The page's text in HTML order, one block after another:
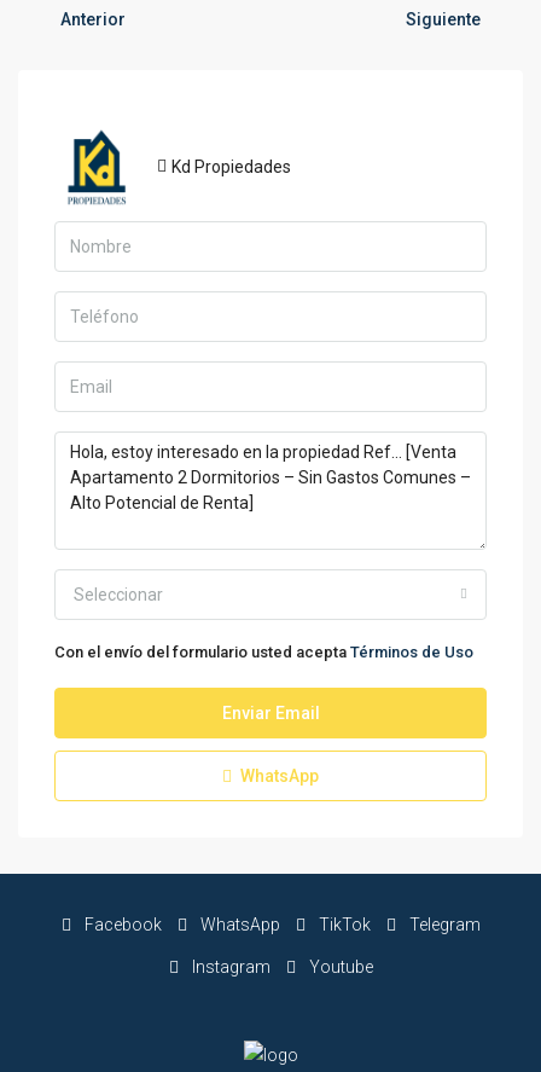
Anterior Siguiente
Kd Propiedades
Seleccionar
Con el envío del formulario usted acepta Términos de Uso
Enviar Email
WhatsApp
Facebook WhatsApp TikTok Telegram
Instagram Youtube